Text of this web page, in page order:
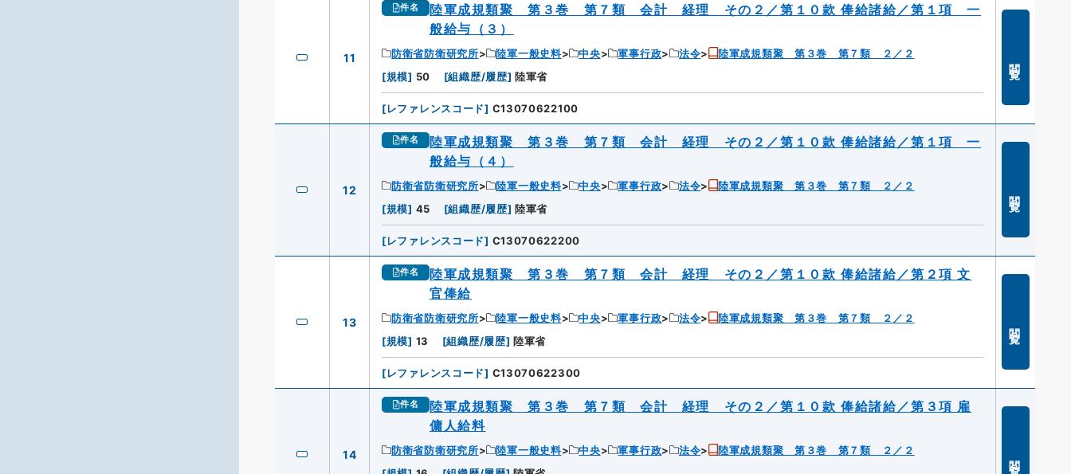
11
件名
陸軍成規類聚 第３巻 第７類 会計 経理 その２／第１０款 俸給諸給／第１項 一
般給与（３）
防衛省防衛研究所 陸軍一般史料 中央 軍事行政 法令
陸軍成規類聚 第３巻 第７類 ２／２
[規模] 50 [組織歴/履歴] 陸軍省
[レファレンスコード] C13070622100
12
件名
陸軍成規類聚 第３巻 第７類 会計 経理 その２／第１０款 俸給諸給／第１項 一
般給与（４）
防衛省防衛研究所 陸軍一般史料 中央 軍事行政 法令
陸軍成規類聚 第３巻 第７類 ２／２
[規模] 45 [組織歴/履歴] 陸軍省
[レファレンスコード] C13070622200
13
件名
陸軍成規類聚 第３巻 第７類 会計 経理 その２／第１０款 俸給諸給／第２項 文
官俸給
防衛省防衛研究所 陸軍一般史料 中央 軍事行政 法令
陸軍成規類聚 第３巻 第７類 ２／２
[規模] 13 [組織歴/履歴] 陸軍省
[レファレンスコード] C13070622300
14
件名
陸軍成規類聚 第３巻 第７類 会計 経理 その２／第１０款 俸給諸給／第３項 雇
傭人給料
防衛省防衛研究所 陸軍一般史料 中央 軍事行政 法令
陸軍成規類聚 第３巻 第７類 ２／２